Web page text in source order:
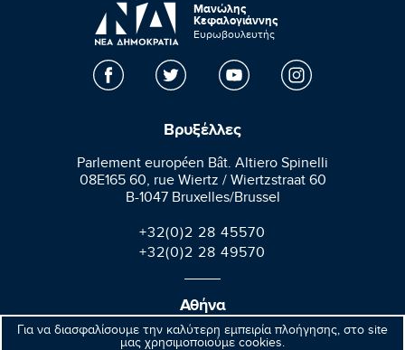
Για να διασφαλίσουμε την καλύτερη εμπειρία πλοήγησης, στο site
μας χρησιμοποιούμε cookies.
Μανώλης
Κεφαλογιάννης
Ευρωβουλευτής
Βρυξέλλες
Parlement européen Bât. Altiero Spinelli
08E165 60, rue Wiertz / Wiertzstraat 60
B-1047 Bruxelles/Brussel
+32(0)2 28 45570
+32(0)2 28 49570
Αθήνα
Βαλαωρίτου 9A, Aθήνα 106 71